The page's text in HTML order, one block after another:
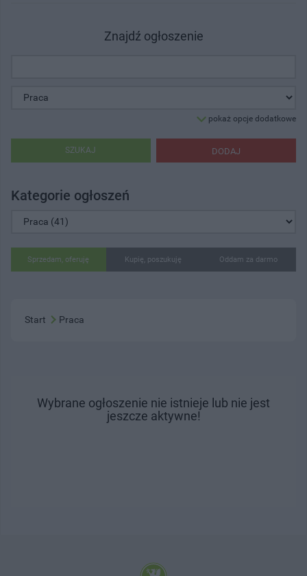
Znajdź ogłoszenie
pokaż opcje dodatkowe
DODAJ
SZUKAJ
Kategorie ogłoszeń
Sprzedam, oferuję Kupię, poszukuję Oddam za darmo
Start Praca
Wybrane ogłoszenie nie istnieje lub nie jest
jeszcze aktywne!